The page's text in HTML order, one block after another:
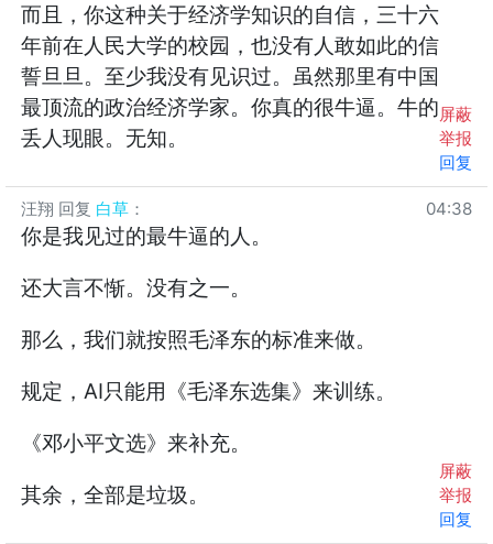
而且，你这种关于经济学知识的自信，三十六
年前在人民大学的校园，也没有人敢如此的信
誓旦旦。至少我没有见识过。虽然那里有中国
最顶流的政治经济学家。你真的很牛逼。牛的
丢人现眼。无知。
屏蔽
举报
回复
汪翔 回复 白草 ： 04:38
你是我见过的最牛逼的人。
还大言不惭。没有之一。
那么，我们就按照毛泽东的标准来做。
规定，AI只能用《毛泽东选集》来训练。
《邓小平文选》来补充。
其余，全部是垃圾。
屏蔽
举报
回复